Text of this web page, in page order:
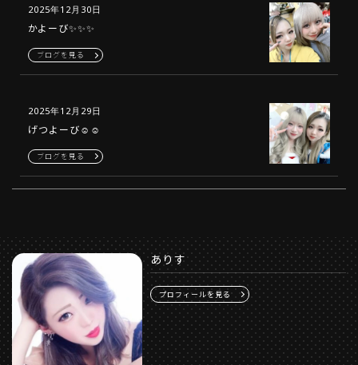
2025年12月30日
かよーび✨✨✨
ブログを見る
2025年12月29日
げつよーび☺️☺️
ブログを見る
ありす
プロフィールを見る